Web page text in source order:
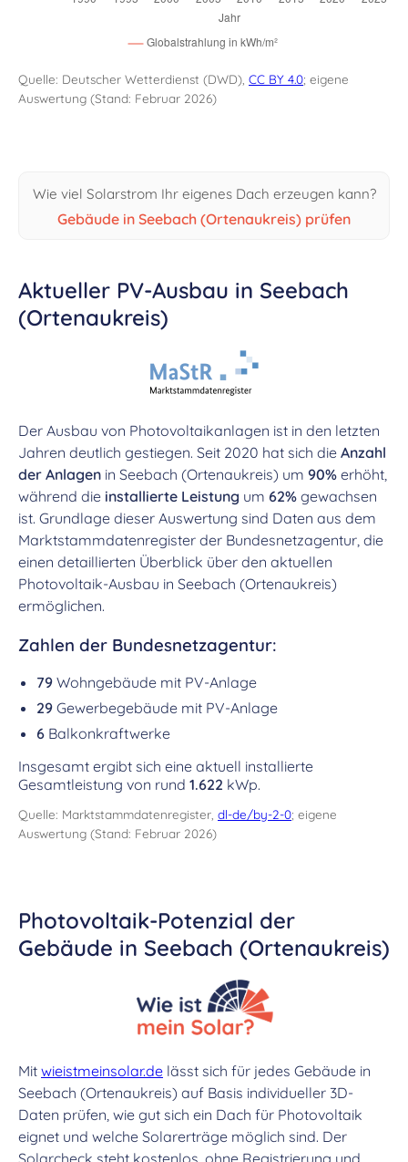
Quelle: Deutscher Wetterdienst (DWD), CC BY 4.0; eigene
Auswertung (Stand: Februar 2026)
Wie viel Solarstrom Ihr eigenes Dach erzeugen kann?
Gebäude in Seebach (Ortenaukreis) prüfen
Aktueller PV-Ausbau in Seebach
(Ortenaukreis)
Der Ausbau von Photovoltaikanlagen ist in den letzten
Jahren deutlich gestiegen. Seit 2020 hat sich die Anzahl
der Anlagen in Seebach (Ortenaukreis) um 90% erhöht,
während die installierte Leistung um 62% gewachsen
ist. Grundlage dieser Auswertung sind Daten aus dem
Marktstammdatenregister der Bundesnetzagentur, die
einen detaillierten Überblick über den aktuellen
Photovoltaik-Ausbau in Seebach (Ortenaukreis)
ermöglichen.
Zahlen der Bundesnetzagentur:
79 Wohngebäude mit PV-Anlage
29 Gewerbegebäude mit PV-Anlage
6 Balkonkraftwerke
Insgesamt ergibt sich eine aktuell installierte
Gesamtleistung von rund 1.622 kWp.
Quelle: Marktstammdatenregister, dl-de/by-2-0; eigene
Auswertung (Stand: Februar 2026)
Photovoltaik-Potenzial der
Gebäude in Seebach (Ortenaukreis)
Mit wieistmeinsolar.de lässt sich für jedes Gebäude in
Seebach (Ortenaukreis) auf Basis individueller 3D-
Daten prüfen, wie gut sich ein Dach für Photovoltaik
eignet und welche Solarerträge möglich sind. Der